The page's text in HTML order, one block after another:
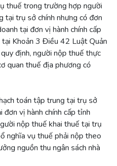
thuế trong trường hợp người
tại trụ sở chính nhưng có đơn
tại đơn vị hành chính cấp
Khoản 3 Điều 42 Luật Quản
định, người nộp thuế thực
quan thuế địa phương có
toán tập trung tại trụ sở
vị hành chính cấp tỉnh
nộp thuế khai thuế tại trụ
nghĩa vụ thuế phải nộp theo
nguồn thu ngân sách nhà